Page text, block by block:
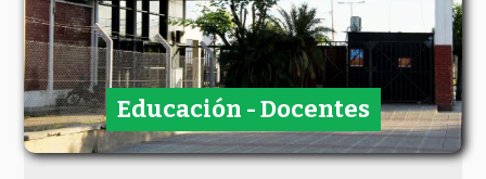
Educación - Docentes